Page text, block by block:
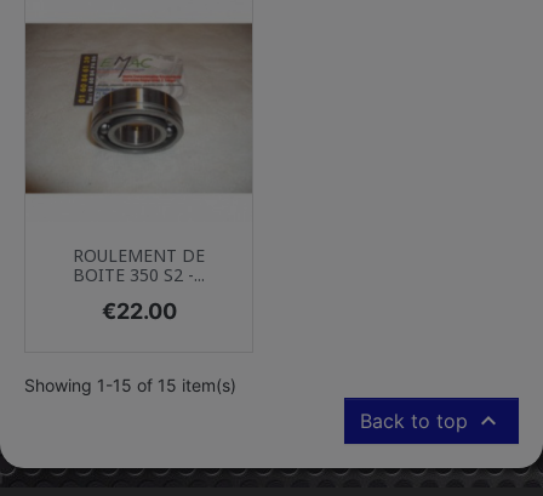
ROULEMENT DE
BOITE 350 S2 -...
Price
€22.00
Showing 1-15 of 15 item(s)
Back to top 